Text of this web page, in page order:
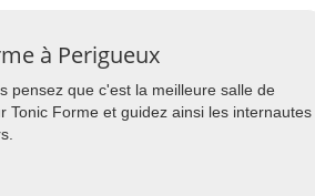
à Perigueux
pensez que c'est la meilleure salle de
Tonic Forme et guidez ainsi les internautes